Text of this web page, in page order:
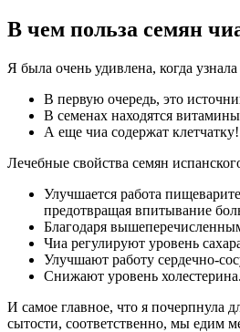
В чем польза семян
Я была очень удивлена, когда
В первую очередь, это
В семенах находятся
А еще чиа содержат
Лечебные свойства семян
Улучшается работа
предотвращая впитывание
Благодаря
Чиа регулируют уровень
Улучшают работу сердечно-
Снижают уровень холестерина.
И самое главное, что я почерпнула
сытости, соответственно, мы едим